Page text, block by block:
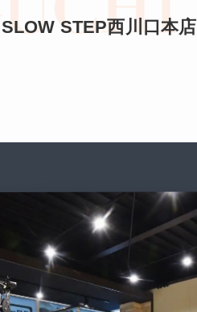
SLOW STEP西川口本店